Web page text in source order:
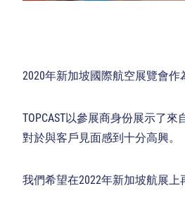
2020年新加坡國際航空展覽會
TOPCAST以參展商身份展示了來
對於與客戶見面感到十分高興。
我們希望在2022年新加坡航展上